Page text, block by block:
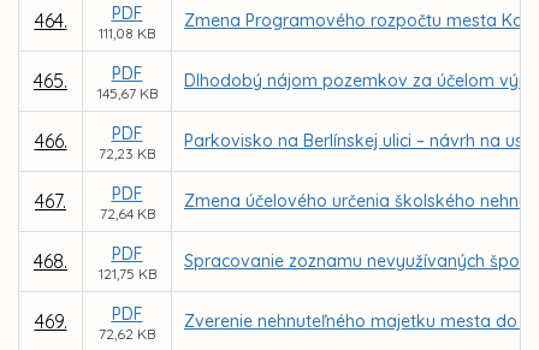
464. PDF
111,08 KB
Zmena Programového rozpočtu mesta
465. PDF
145,67 KB
Dlhodobý nájom pozemkov za účelom
466. PDF
72,23 KB
Parkovisko na Berlínskej ulici – návrh na
467. PDF
72,64 KB
Zmena účelového určenia školského
468. PDF
121,75 KB
Spracovanie zoznamu nevyužívaných
469. PDF
72,62 KB
Zverenie nehnuteľného majetku mesta do